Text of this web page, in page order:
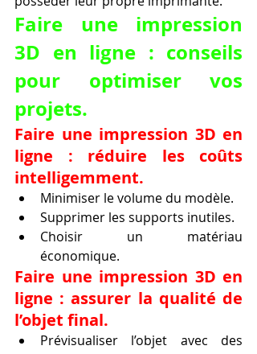
Faire une impression
3D en ligne : conseils
pour optimiser vos
projets.
Faire une impression 3D en
ligne : réduire les coûts
intelligemment.
Minimiser le volume du modèle.
Supprimer les supports inutiles.
Choisir un matériau
économique.
Faire une impression 3D en
ligne : assurer la qualité de
l’objet final.
Prévisualiser l’objet avec des